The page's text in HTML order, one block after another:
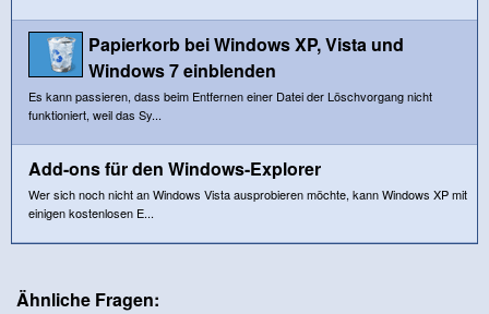
Papierkorb bei Windows XP, Vista und
Windows 7 einblenden
Es kann passieren, dass beim Entfernen einer Datei der Löschvorgang nicht
funktioniert, weil das Sy...
Add-ons für den Windows-Explorer
Wer sich noch nicht an Windows Vista ausprobieren möchte, kann Windows XP mit
einigen kostenlosen E...
Ähnliche Fragen: